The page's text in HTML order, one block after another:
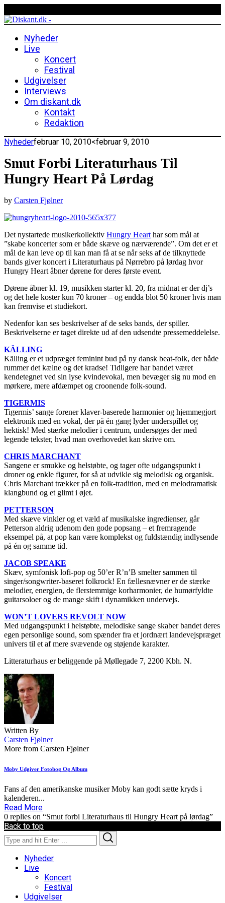
Nyheder
Live
Koncert
Festival
Udgivelser
Interviews
Om diskant.dk
Kontakt
Redaktion
Nyhederfebruar 10, 2010<februar 9, 2010
Smut Forbi Literaturhaus Til
Hungry Heart På Lørdag
by Carsten Fjølner
Det nystartede musikerkollektiv Hungry Hearthar som mål at
”skabe koncerter som er både skæve og nærværende”. Om det er et
mål de kan leve op til kan man få at se når seks af de tilknyttede
bands giver koncert i Literaturhaus på Nørrebro på lørdag hvor
Hungry Heart åbner dørene for deres første event.
Dørene åbner kl. 19, musikken starter kl. 20, fra midnat er der dj’s
og det hele koster kun 70 kroner – og endda blot 50 kroner hvis man
kan fremvise et studiekort.
Nedenfor kan ses beskrivelser af de seks bands, der spiller.
Beskrivelserne er taget direkte ud af den udsendte pressemeddelelse.
KÄLLING
Källing er et udpræget feminint bud på ny dansk beat-folk, der både
rummer det kælne og det kradse! Tidligere har bandet været
kendetegnet ved sin lyse kvindevokal, men bevæger sig nu mod en
mørkere, mere afdæmpet og croonende folk-sound.
TIGERMIS
Tigermis’ sange forener klaver-baserede harmonier og hjemmegjort
elektronik med en vokal, der på én gang lyder underspillet og
hektisk! Med stærke melodier i centrum, undersøges der med
legende tekster, hvad man overhovedet kan skrive om.
CHRIS MARCHANT
Sangene er smukke og helstøbte, og tager ofte udgangspunkt i
droner og enkle figurer, for så at udvikle sig melodisk og organisk.
Chris Marchant trækker på en folk-tradition, med en melodramatisk
klangbund og et glimt i øjet.
PETTERSON
Med skæve vinkler og et væld af musikalske ingredienser, går
Petterson aldrig udenom den gode popsang – et fremragende
eksempel på, at pop kan være komplekst og fuldstændig indlysende
på én og samme tid.
JACOB SPEAKE
Skæv, symfonisk lofi-pop og 50’er R’n’B smelter sammen til
singer/songwriter-baseret folkrock! En fællesnævner er de stærke
melodier, energien, de flerstemmige korharmonier, de humørfyldte
guitarsoloer og de mange skift i dynamikken undervejs.
WON’T LOVERS REVOLT NOW
Med udgangspunkt i helstøbte, melodiske sange skaber bandet deres
egen personlige sound, som spænder fra et jordnært landevejspræget
univers til et af mere svævende og støjende karakter.
Litteraturhaus er beliggende på Møllegade 7, 2200 Kbh. N.
Written By
Carsten Fjølner
More from Carsten Fjølner
Moby Udgiver Fotobog Og Album
Fans af den amerikanske musiker Moby kan godt sætte kryds i
kalenderen...
Read More
0 replies on “Smut forbi Literaturhaus til Hungry Heart på lørdag”
Back to top
Search
for:
Nyheder
Live
Koncert
Festival
Udgivelser